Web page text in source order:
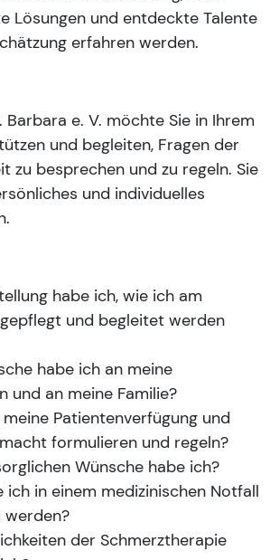
Lösungen und entdeckte Talente
erfahren werden.
e. V. möchte Sie in Ihrem
und begleiten, Fragen der
zu besprechen und zu regeln. Sie
und individuelles
habe ich, wie ich am
und begleitet werden
habe ich an meine
und an meine Familie?
Patientenverfügung und
formulieren und regeln?
Wünsche habe ich?
ich in einem medizinischen Notfall
werden?
der Schmerztherapie